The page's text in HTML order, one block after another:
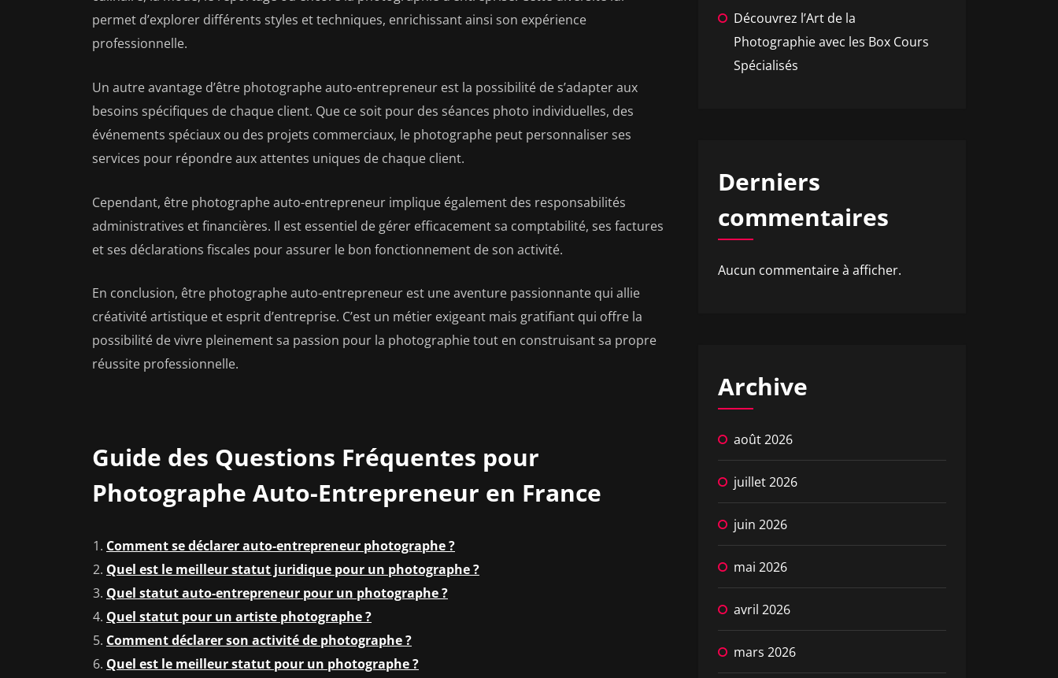
permet d’explorer différents styles et techniques, enrichissant ainsi son expérience
professionnelle.
Un autre avantage d’être photographe auto-entrepreneur est la possibilité de s’adapter aux
besoins spécifiques de chaque client. Que ce soit pour des séances photo individuelles, des
événements spéciaux ou des projets commerciaux, le photographe peut personnaliser ses
services pour répondre aux attentes uniques de chaque client.
Cependant, être photographe auto-entrepreneur implique également des responsabilités
administratives et financières. Il est essentiel de gérer efficacement sa comptabilité, ses factures
et ses déclarations fiscales pour assurer le bon fonctionnement de son activité.
En conclusion, être photographe auto-entrepreneur est une aventure passionnante qui allie
créativité artistique et esprit d’entreprise. C’est un métier exigeant mais gratifiant qui offre la
possibilité de vivre pleinement sa passion pour la photographie tout en construisant sa propre
réussite professionnelle.
Guide des Questions Fréquentes pour
Photographe Auto-Entrepreneur en France
Comment se déclarer auto-entrepreneur photographe ?
Quel est le meilleur statut juridique pour un photographe ?
Quel statut auto-entrepreneur pour un photographe ?
Quel statut pour un artiste photographe ?
Comment déclarer son activité de photographe ?
Quel est le meilleur statut pour un photographe ?
Découvrez l’Art de la
Photographie avec les Box Cours
Spécialisés
Derniers
commentaires
Aucun commentaire à afficher.
Archive
août 2026
juillet 2026
juin 2026
mai 2026
avril 2026
mars 2026